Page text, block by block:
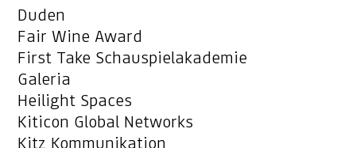
Duden
Fair Wine Award
First Take Schauspielakademie
Galeria
Heilight Spaces
Kiticon Global Networks
Kitz Kommunikation